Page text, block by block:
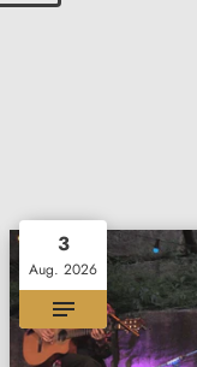
3
Aug. 2026